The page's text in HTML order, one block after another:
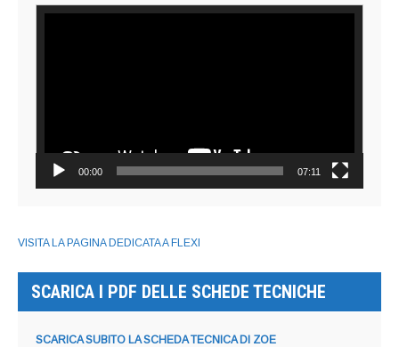
Video
00:00 07:11
VISITA LA PAGINA DEDICATA A FLEXI
SCARICA I PDF DELLE SCHEDE TECNICHE
SCARICA SUBITO LA SCHEDA TECNICA DI ZOE